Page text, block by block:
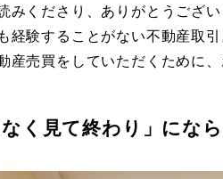
みくださり、ありがとうござい
経験することがない不動産取引
産売買をしていただくために
なく見て終わり」にな